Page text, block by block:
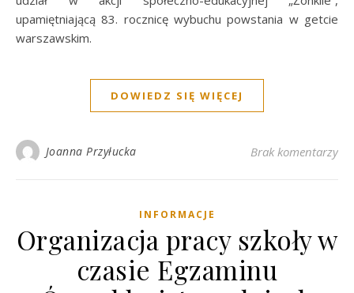
upamiętniającą 83. rocznicę wybuchu powstania w getcie
warszawskim.
DOWIEDZ SIĘ WIĘCEJ
Joanna Przyłucka Brak komentarzy
INFORMACJE
Organizacja pracy szkoły w
czasie Egzaminu